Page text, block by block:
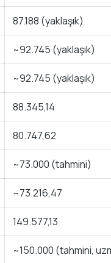
87.188 (yaklaşık)
~92.745 (yaklaşık)
~92.745 (yaklaşık)
88.345,14
80.747,62
~73.000 (tahmini)
~73.216,47
149.577,13
~150.000 (tahmini,